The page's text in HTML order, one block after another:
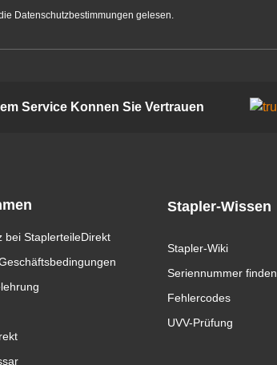
Datenschutzbestimmungen gelesen.
Service Konnen Sie Vertrauen
bei StaplerteileDirekt
Stapler-Wissen
Stapler-Wiki
Seriennummer finden
Fehlercodes
UVV-Prüfung